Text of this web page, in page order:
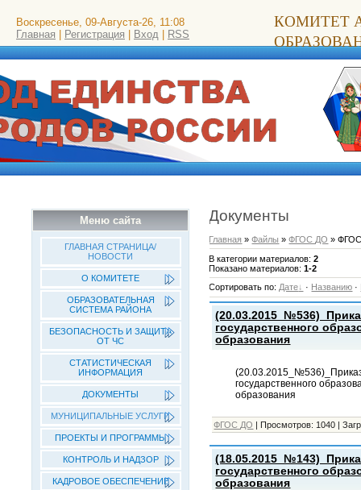
КОМИТЕТ
Воскресенье, 09-Августа-26, 11:08
Главная
Регистрация Вход RSS
Меню сайта
ГЛАВНАЯ СТРАНИЦА/
НОВОСТИ
О КОМИТЕТЕ
ОБРАЗОВАТЕЛЬНАЯ
СИСТЕМА РАЙОНА
БЕЗОПАСНОСТЬ И ЗАЩИТА
ОТ ЧС
СТАТИСТИЧЕСКАЯ
ИНФОРМАЦИЯ
ДОКУМЕНТЫ
МУНИЦИПАЛЬНЫЕ УСЛУГИ
ПРОЕКТЫ И ПРОГРАММЫ
КОНТРОЛЬ И НАДЗОР
КАДРОВОЕ ОБЕСПЕЧЕНИЕ
Документы
Главная »Файлы »ФГОС ДО »
В категории материалов:2
Показано материалов:1-2
Сортировать по: Дате · Названию ·
государственного
образования
государственного
образования
ФГОС ДО Просмотров: 1040 |
государственного
образования